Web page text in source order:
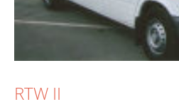
RTW II